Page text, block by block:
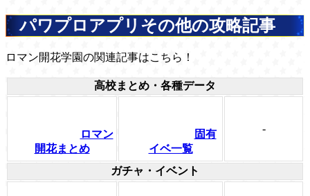
パワプロアプリその他の攻略記事
ロマン開花学園の関連記事はこちら！
高校まとめ・各種データ
ロマン
開花まとめ
固有
イベ一覧
-
ガチャ・イベント